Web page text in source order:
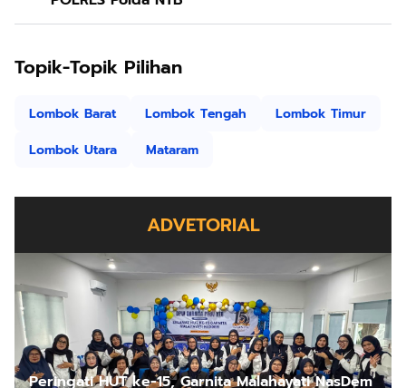
Topik-Topik Pilihan
Lombok Barat Lombok Tengah
Lombok Timur
Lombok Utara
Mataram
ADVETORIAL
Peringati HUT ke-15, Garnita Malahayati NasDem